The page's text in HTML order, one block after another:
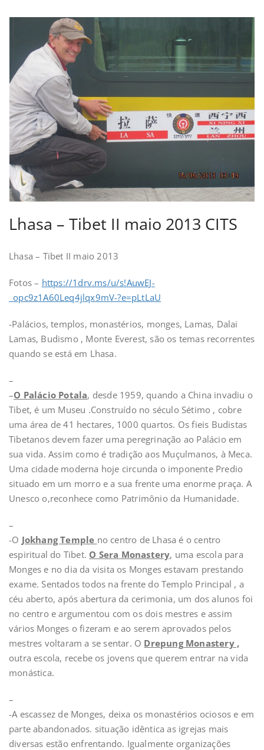
Lhasa – Tibet II maio 2013 CITS
Lhasa – Tibet II maio 2013
Fotos – https://1drv.ms/u/s!AuwEJ-
_opc9z1A60Leq4jlqx9mV-?e=pLtLaU
-Palácios, templos, monastérios, monges, Lamas, Dalai
Lamas, Budismo , Monte Everest, são os temas recorrentes
quando se está em Lhasa.
–
–O Palácio Potala, desde 1959, quando a China invadiu o
Tibet, é um Museu .Construído no século Sétimo , cobre
uma área de 41 hectares, 1000 quartos. Os fieis Budistas
Tibetanos devem fazer uma peregrinação ao Palácio em
sua vida. Assim como é tradição aos Muçulmanos, à Meca.
Uma cidade moderna hoje circunda o imponente Predio
situado em um morro e a sua frente uma enorme praça. A
Unesco o,reconhece como Patrimônio da Humanidade.
–
-O Jokhang Temple no centro de Lhasa é o centro
espiritual do Tibet. O Sera Monastery, uma escola para
Monges e no dia da visita os Monges estavam prestando
exame. Sentados todos na frente do Templo Principal , a
céu aberto, após abertura da cerimonia, um dos alunos foi
no centro e argumentou com os dois mestres e assim
vários Monges o fizeram e ao serem aprovados pelos
mestres voltaram a se sentar. O Drepung Monastery ,
outra escola, recebe os jovens que querem entrar na vida
monástica.
–
-A escassez de Monges, deixa os monastérios ociosos e em
parte abandonados. situação idêntica as igrejas mais
diversas estão enfrentando. Igualmente organizações